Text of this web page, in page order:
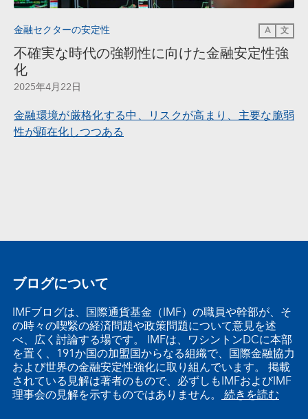
金融セクターの安定性 A 文
不確実な時代の強靭性に向けた金融安定性強
化
2025年4月22日
金融環境が厳格化する中、リスクが高まり、主要な脆弱
性が顕在化しつつある
ブログについて
IMFブログは、国際通貨基金（IMF）の職員や幹部が、そ
の時々の喫緊の経済問題や政策問題について意見を述
べ、広く討論する場です。 IMFは、ワシントンDCに本部
を置く、191か国の加盟国からなる組織で、国際金融協力
および世界の金融安定性強化に取り組んでいます。 掲載
されている見解は著者のもので、必ずしもIMFおよびIMF
理事会の見解を示すものではありません。 続きを読む